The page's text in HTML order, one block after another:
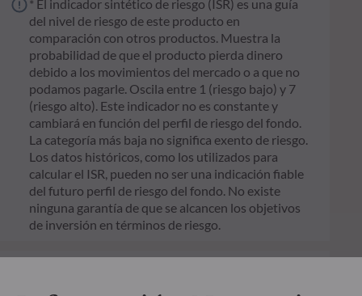
* El indicador sintético de riesgo (ISR) es una guía
del nivel de riesgo de este producto en
comparación con otros productos. Muestra la
probabilidad de que el producto pierda dinero
debido a los movimientos del mercado o a que no
podamos pagarle. Oscila entre 1 (riesgo bajo) y 7
(riesgo alto). Este indicador no es constante y
cambiará en función del perfil de riesgo del fondo.
La categoría más baja no significa exento de riesgo.
Los datos históricos, como los utilizados para
calcular el ISR, pueden no ser una indicación fiable
del futuro perfil de riesgo del fondo. No existe
ninguna garantía de que se alcancen los objetivos
de inversión en términos de riesgo.